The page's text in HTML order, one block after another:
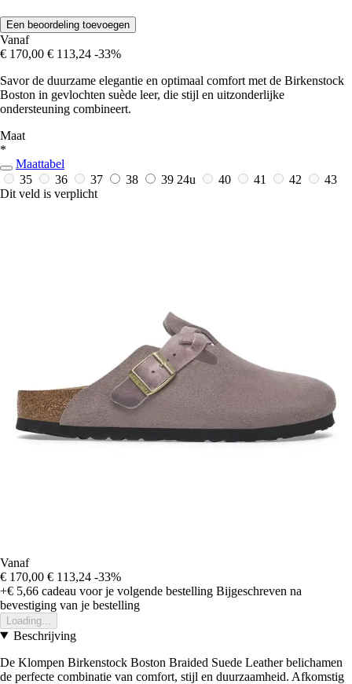
Een beoordeling toevoegen
Vanaf
€ 170,00 € 113,24 -33%
Savor de duurzame elegantie en optimaal comfort met de Birkenstock
Boston in gevlochten suède leer, die stijl en uitzonderlijke
ondersteuning combineert.
Maat
*
Maattabel
35
36 37 38 39 24u 40 41 42
43
Dit veld is verplicht
Vanaf
€ 170,00 € 113,24 -33%
+€ 5,66 cadeau voor je volgende bestelling Bijgeschreven na
bevestiging van je bestelling
Loading...
Beschrijving
De Klompen Birkenstock Boston Braided Suede Leather belichamen
de perfecte combinatie van comfort, stijl en duurzaamheid. Afkomstig